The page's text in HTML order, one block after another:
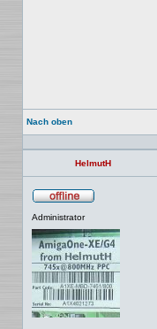
Nach oben
HelmutH
Administrator